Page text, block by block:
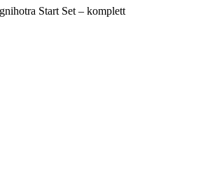
Start Set – komplett